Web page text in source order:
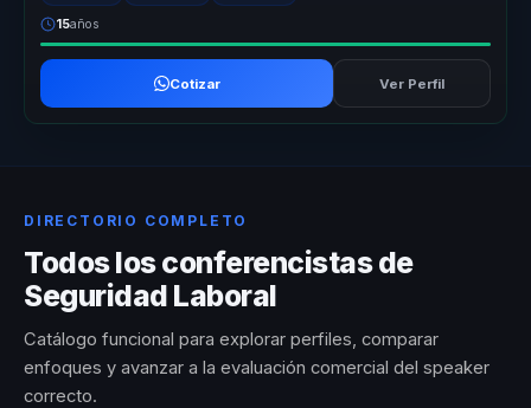
15años
Cotizar Ver Perfil
DIRECTORIO COMPLETO
Todos los conferencistas de
Seguridad Laboral
Catálogo funcional para explorar perfiles, comparar
enfoques y avanzar a la evaluación comercial del speaker
correcto.